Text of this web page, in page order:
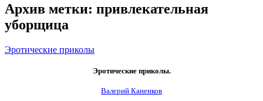
Архив метки: привлекательная
уборщица
Эротические приколы
Эротические приколы.
Валерий Каненков